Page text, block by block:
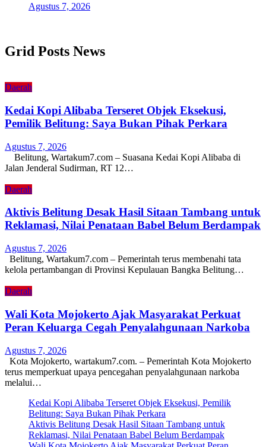
Agustus 7, 2026
Grid Posts News
Daerah
Kedai Kopi Alibaba Terseret Objek Eksekusi,
Pemilik Belitung: Saya Bukan Pihak Perkara
Agustus 7, 2026
Belitung, Wartakum7.com – Suasana Kedai Kopi Alibaba di
Jalan Jenderal Sudirman, RT 12…
Daerah
Aktivis Belitung Desak Hasil Sitaan Tambang untuk
Reklamasi, Nilai Penataan Babel Belum Berdampak
Agustus 7, 2026
Belitung, Wartakum7.com – Pemerintah terus membenahi tata
kelola pertambangan di Provinsi Kepulauan Bangka Belitung…
Daerah
Wali Kota Mojokerto Ajak Masyarakat Perkuat
Peran Keluarga Cegah Penyalahgunaan Narkoba
Agustus 7, 2026
Kota Mojokerto, wartakum7.com. – Pemerintah Kota Mojokerto
terus memperkuat upaya pencegahan penyalahgunaan narkoba
melalui…
Kedai Kopi Alibaba Terseret Objek Eksekusi, Pemilik
Belitung: Saya Bukan Pihak Perkara
Aktivis Belitung Desak Hasil Sitaan Tambang untuk
Reklamasi, Nilai Penataan Babel Belum Berdampak